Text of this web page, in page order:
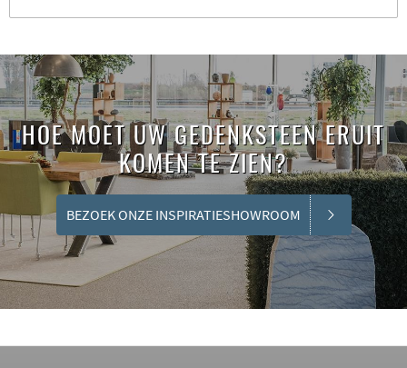
HOE MOET UW GEDENKSTEEN ERUIT
KOMEN TE ZIEN?
BEZOEK ONZE INSPIRATIESHOWROOM